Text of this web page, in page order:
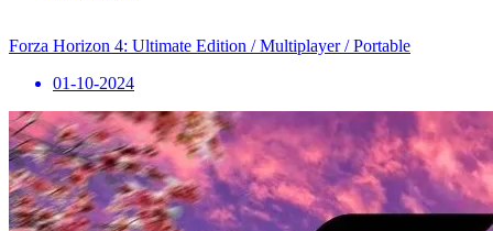
Forza Horizon 4: Ultimate Edition / Multiplayer / Portable
01-10-2024